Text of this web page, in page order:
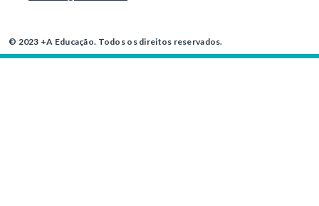
© 2023 +A Educação. Todos os direitos reservados.